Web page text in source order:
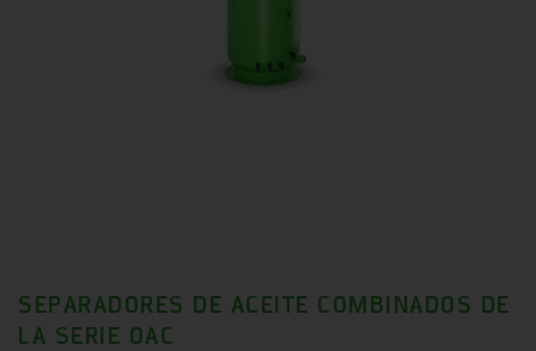
SEPARADORES DE ACEITE COMBINADOS DE
LA SERIE OAC